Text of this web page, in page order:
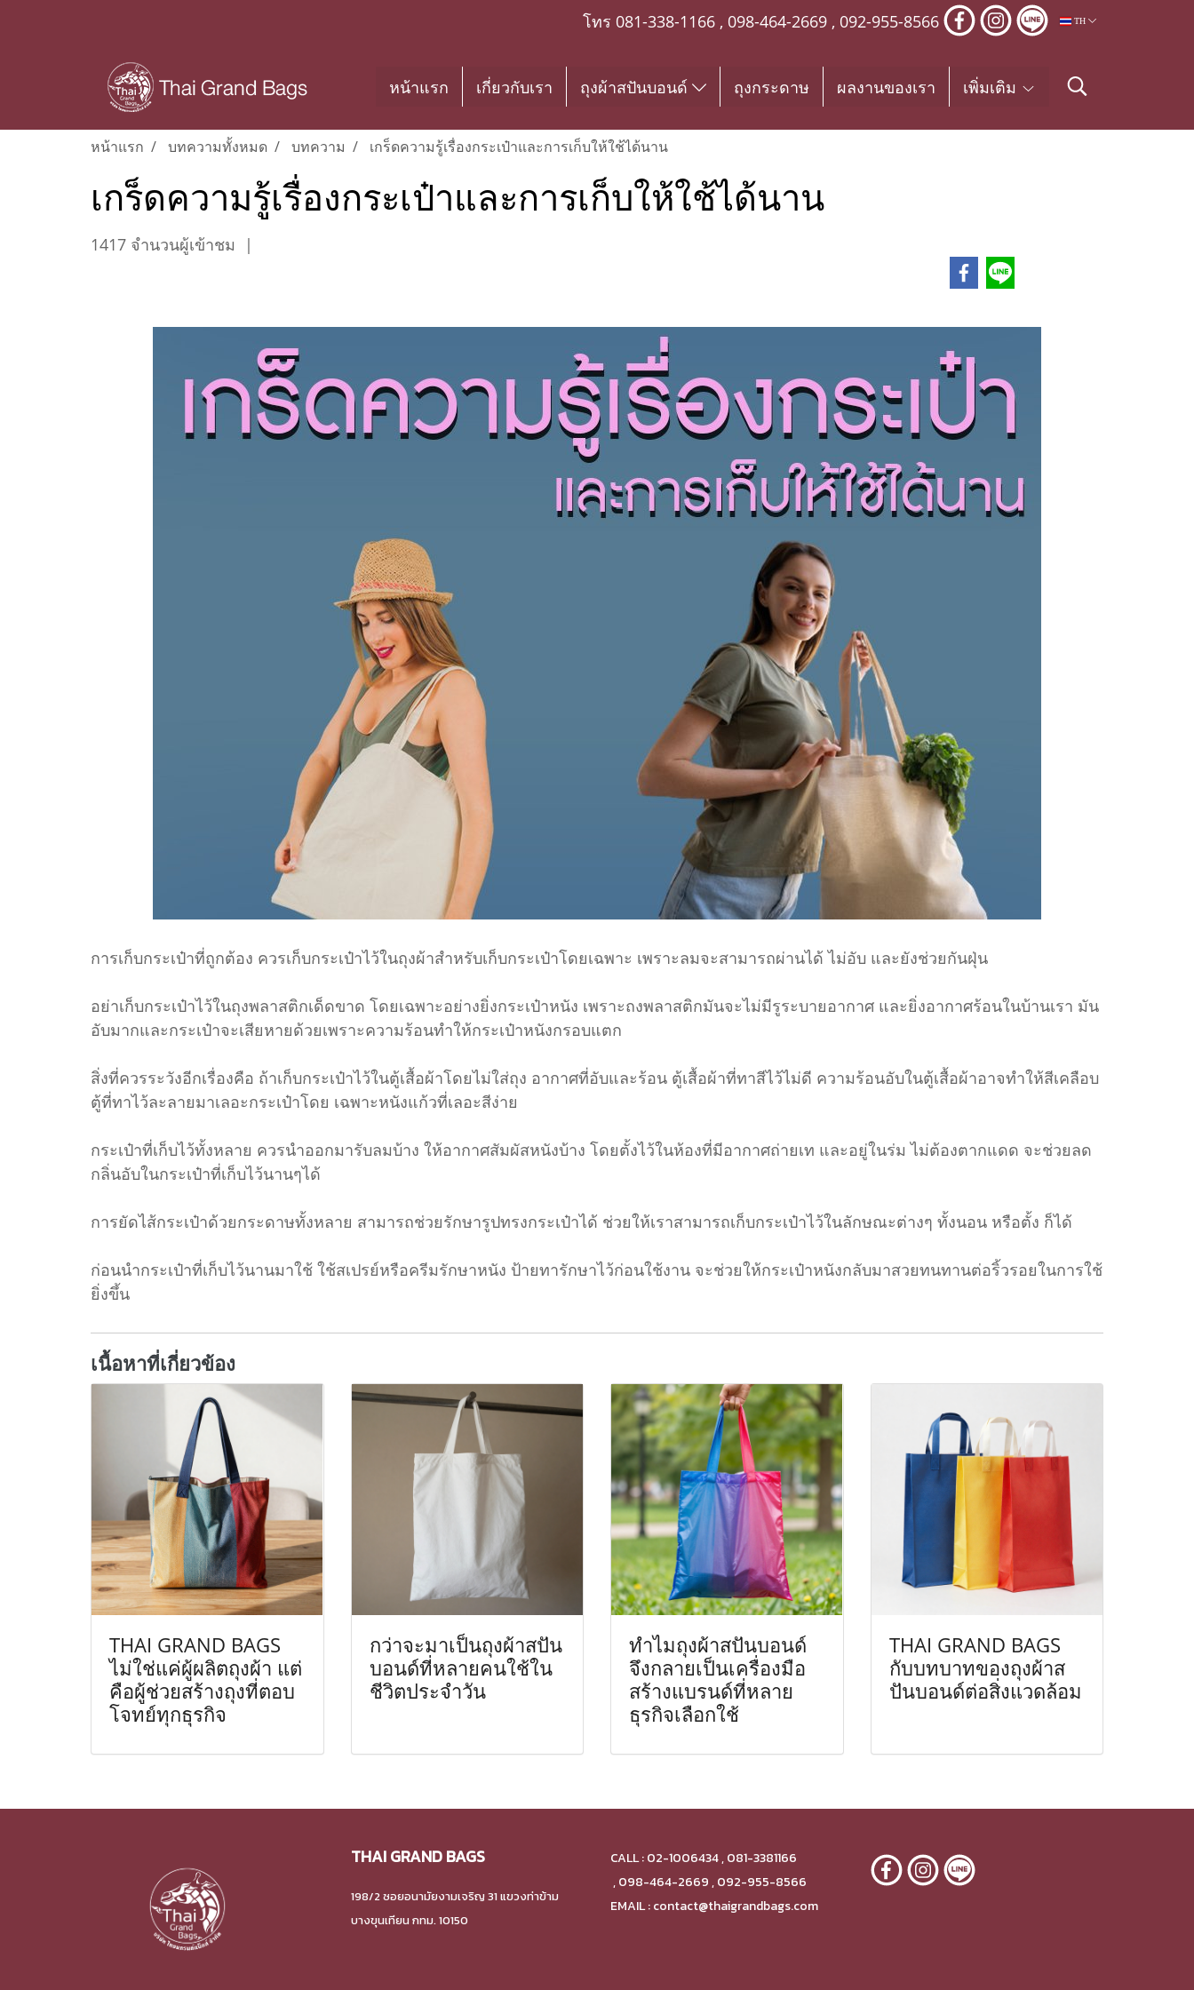
โทร 081-338-1166, 098-464-2669, 092-955-8566 TH
หน้าแรก เกี่ยวกับเรา ถุงผ้าสปันบอนด์ ถุงกระดาษ ผลงานของเรา เพิ่มเติม
หน้าแรก บทความทั้งหมด บทความ เกร็ดความรู้เรื่องกระเป๋าและการเก็บให้ใช้ได้นาน
เกร็ดความรู้เรื่องกระเป๋าและการเก็บให้ใช้ได้นาน
1417 จำนวนผู้เข้าชม |
การเก็บกระเป๋าที่ถูกต้อง ควรเก็บกระเป๋าไว้ในถุงผ้าสำหรับเก็บกระเป๋าโดยเฉพาะ เพราะลมจะสามารถผ่านได้ ไม่อับ และยังช่วยกันฝุ่น
อย่าเก็บกระเป๋าไว้ในถุงพลาสติกเด็ดขาด โดยเฉพาะอย่างยิ่งกระเป๋าหนัง เพราะถงพลาสติกมันจะไม่มีรูระบายอากาศ และยิ่งอากาศร้อนในบ้านเรา มัน
อับมากและกระเป๋าจะเสียหายด้วยเพราะความร้อนทำให้กระเป๋าหนังกรอบแตก
สิ่งที่ควรระวังอีกเรื่องคือ ถ้าเก็บกระเป๋าไว้ในตู้เสื้อผ้าโดยไม่ใส่ถุง อากาศที่อับและร้อน ตู้เสื้อผ้าที่ทาสีไว้ไม่ดี ความร้อนอับในตู้เสื้อผ้าอาจทำให้สีเคลือบ
ตู้ที่ทาไว้ละลายมาเลอะกระเป๋าโดย เฉพาะหนังแก้วที่เลอะสีง่าย
กระเป๋าที่เก็บไว้ทั้งหลาย ควรนำออกมารับลมบ้าง ให้อากาศสัมผัสหนังบ้าง โดยตั้งไว้ในห้องที่มีอากาศถ่ายเท และอยู่ในร่ม ไม่ต้องตากแดด จะช่วยลด
กลิ่นอับในกระเป๋าที่เก็บไว้นานๆได้
การยัดไส้กระเป๋าด้วยกระดาษทั้งหลาย สามารถช่วยรักษารูปทรงกระเป๋าได้ ช่วยให้เราสามารถเก็บกระเป๋าไว้ในลักษณะต่างๆ ทั้งนอน หรือตั้ง ก็ได้
ก่อนนำกระเป๋าที่เก็บไว้นานมาใช้ ใช้สเปรย์หรือครีมรักษาหนัง ป้ายทารักษาไว้ก่อนใช้งาน จะช่วยให้กระเป๋าหนังกลับมาสวยทนทานต่อริ้วรอยในการใช้
ยิ่งขึ้น
เนื้อหาที่เกี่ยวข้อง
THAI GRAND BAGS
ไม่ใช่แค่ผู้ผลิตถุงผ้า แต่
คือผู้ช่วยสร้างถุงที่ตอบ
โจทย์ทุกธุรกิจ
กว่าจะมาเป็นถุงผ้าสปัน
บอนด์ที่หลายคนใช้ใน
ชีวิตประจำวัน
ทำไมถุงผ้าสปันบอนด์
จึงกลายเป็นเครื่องมือ
สร้างแบรนด์ที่หลาย
ธุรกิจเลือกใช้
THAI GRAND BAGS
กับบทบาทของถุงผ้าส
ปันบอนด์ต่อสิ่งแวดล้อม
THAI GRAND BAGS
198/2 ซอยอนามัยงามเจริญ 31 แขวงท่าข้าม
บางขุนเทียน กทม. 10150
CALL : 02-1006434 , 081-3381166
,098-464-2669 , 092-955-8566
EMAIL : contact@thaigrandbags.com